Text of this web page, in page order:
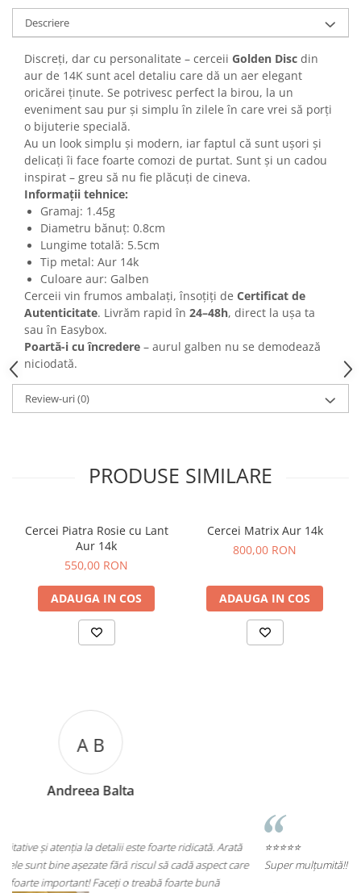
Descriere
Discreți, dar cu personalitate – cerceii Golden Disc din
aur de 14K sunt acel detaliu care dă un aer elegant
oricărei ținute. Se potrivesc perfect la birou, la un
eveniment sau pur și simplu în zilele în care vrei să porți
o bijuterie specială.
Au un look simplu și modern, iar faptul că sunt ușori și
delicați îi face foarte comozi de purtat. Sunt și un cadou
inspirat – greu să nu fie plăcuți de cineva.
Informații tehnice:
Gramaj: 1.45g
Diametru bănuț: 0.8cm
Lungime totală: 5.5cm
Tip metal: Aur 14k
Culoare aur: Galben
Cerceii vin frumos ambalați, însoțiți de Certificat de
Autenticitate. Livrăm rapid în 24–48h, direct la ușa ta
sau în Easybox.
Poartă-i cu încredere – aurul galben nu se demodează
niciodată.
Review-uri(0)
PRODUSE SIMILARE
Cercei Piatra Rosie cu Lant
Aur 14k
550,00 RON
ADAUGA IN COS
Cercei Matrix Aur 14k
800,00 RON
ADAUGA IN COS
⭐⭐⭐⭐⭐
Super mulțumită!! Sunt superbi cerceii!!!